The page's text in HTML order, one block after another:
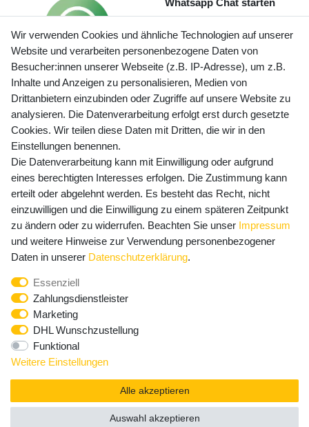
Whatsapp Chat starten
Preisangaben inkl. gesetzl. MwSt. und zzgl. Service- und
Versandkosten
Newsletter Anmeldung - Keine Angebote
mehr verpassen!
E-MAIL **
Newsletter
Honig
Hiermit bestätige ich, dass ich dieDaten­schutz­erklärung
widerrufen.**
Abonnieren
** Hierbei handelt es sich um ein Pflichtfeld.
Wir verwenden Cookies und ähnliche Technologien auf unserer
Website und verarbeiten personenbezogene Daten von
Besucher:innen unserer Webseite (z.B. IP-Adresse), um z.B.
Inhalte und Anzeigen zu personalisieren, Medien von
Drittanbietern einzubinden oder Zugriffe auf unsere Website zu
analysieren. Die Datenverarbeitung erfolgt erst durch gesetzte
Cookies. Wir teilen diese Daten mit Dritten, die wir in den
Einstellungen benennen.
Die Datenverarbeitung kann mit Einwilligung oder aufgrund
eines berechtigten Interesses erfolgen. Die Zustimmung kann
erteilt oder abgelehnt werden. Es besteht das Recht, nicht
einzuwilligen und die Einwilligung zu einem späteren Zeitpunkt
zu ändern oder zu widerrufen. Beachten Sie unser Impressum
und weitere Hinweise zur Verwendung personenbezogener
Daten in unserer Daten­schutz­erklärung.
Essenziell
Zahlungsdienstleister
Marketing
DHL Wunschzustellung
Funktional
Weitere Einstellungen
Alle akzeptieren
Auswahl akzeptieren